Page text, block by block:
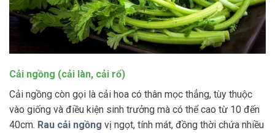
Cải ngồng (cải làn, cải rổ)
Cải ngồng còn gọi là cải hoa có thân mọc thẳng, tùy thuộc
vào giống và điều kiện sinh trưởng mà có thể cao từ 10 đến
40cm. Rau cải ngồng vị ngọt, tính mát, đồng thời chứa nhiều